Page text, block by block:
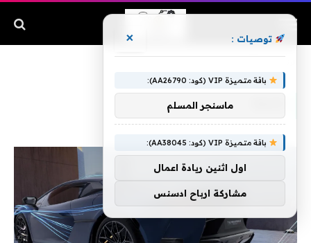
توصيات : ×
باقة متميزة VIP (كود: AA26790):
ماسنجر المسلم
باقة متميزة VIP (كود: AA38045):
اول اثنين ريادة اعمال
مشاركة ارباح ادسنس